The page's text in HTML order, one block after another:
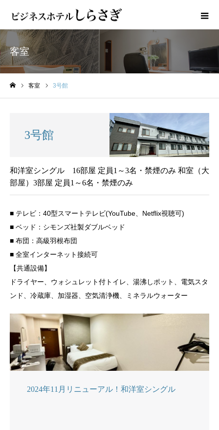
客室
客室 3号館
3号館
和洋室シングル 16部屋 定員1～3名・禁煙のみ 和室（大
部屋）3部屋 定員1～6名・禁煙のみ
■ テレビ：40型スマートテレビ(YouTube、Netflix視聴可)
■ ベッド：シモンズ社製ダブルベッド
■ 布団：高級羽根布団
■ 全室インターネット接続可
【共通設備】
ドライヤー、ウォシュレット付トイレ、湯沸しポット、電気スタ
ンド、冷蔵庫、加湿器、空気清浄機、ミネラルウォーター
2024年11月リニューアル！和洋室シングル